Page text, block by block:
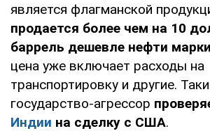
является флагманской
продается более чем на 10
баррель дешевле нефти
цена уже включает расходы на
транспортировку и другие.
государство-агрессор
Индии на сделку с США.